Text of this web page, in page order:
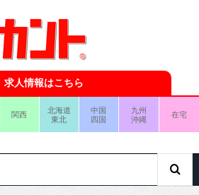
求人情報はこちら
関西
北海道
東北
中国
四国
九州
沖縄
在宅